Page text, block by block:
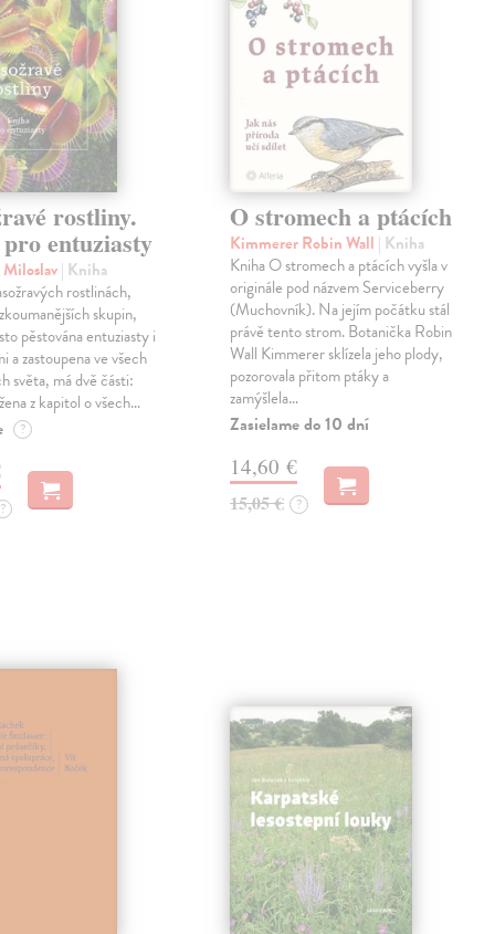
rostliny.
entuziasty
| Kniha
rostlinách,
skupin,
pěstována entuziasty i
a zastoupena ve všech
světa, má dvě části:
z kapitol o všech…
?
?
O stromech a ptácích
Kimmerer Robin Wall | Kniha
Kniha O stromech a ptácích vyšla v
originále pod názvem Serviceberry
(Muchovník). Na jejím počátku stál
právě tento strom. Botanička Robin
Wall Kimmerer sklízela jeho plody,
pozorovala přitom ptáky a
zamýšlela…
Zasielame do 10 dní
14,60 €
15,05 € ?